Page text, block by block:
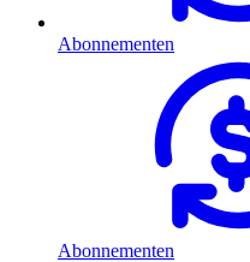
Abonnementen
Abonnementen